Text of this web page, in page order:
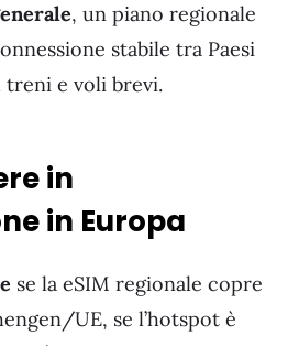
, un piano regionale
stabile tra Paesi
e voli brevi.
in
in Europa
se la eSIM regionale copre
UE, se l’hotspot è